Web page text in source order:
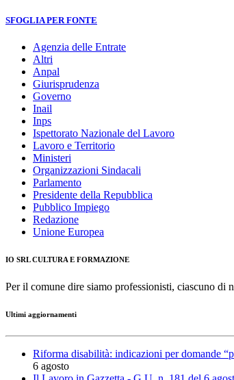
SFOGLIA PER FONTE
Agenzia delle Entrate
Altri
Anpal
Giurisprudenza
Governo
Inail
Inps
Ispettorato Nazionale del Lavoro
Lavoro e Territorio
Ministeri
Organizzazioni Sindacali
Parlamento
Presidente della Repubblica
Pubblico Impiego
Redazione
Unione Europea
IO SRL CULTURA E FORMAZIONE
Per il comune dire siamo professionisti, ciascuno di
Ultimi aggiornamenti
Riforma disabilità: indicazioni per domande
6 agosto